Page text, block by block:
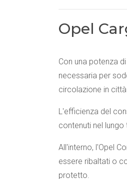
Opel
Con una potenza
necessaria per
circolazione in
L'efficienza del
contenuti nel
All'interno, l'Opel
essere ribaltati o
protetto.